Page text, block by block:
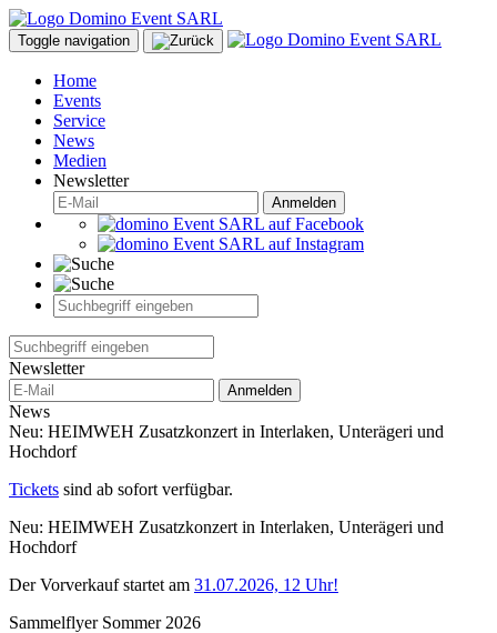
Toggle navigation
Home
Events
Service
News
Medien
Newsletter
Anmelden
Newsletter
Anmelden
News
Neu: HEIMWEH Zusatzkonzert in Interlaken, Unterägeri und
Hochdorf
Tickets sind ab sofort verfügbar.
Neu: HEIMWEH Zusatzkonzert in Interlaken, Unterägeri und
Hochdorf
Der Vorverkauf startet am 31.07.2026, 12 Uhr!
Sammelflyer Sommer 2026